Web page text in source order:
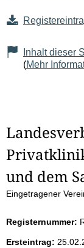
Inhalt dieser
(Mehr
S
e
i
e
und dem
Eingetragener
Registernummer:
Ersteintrag: